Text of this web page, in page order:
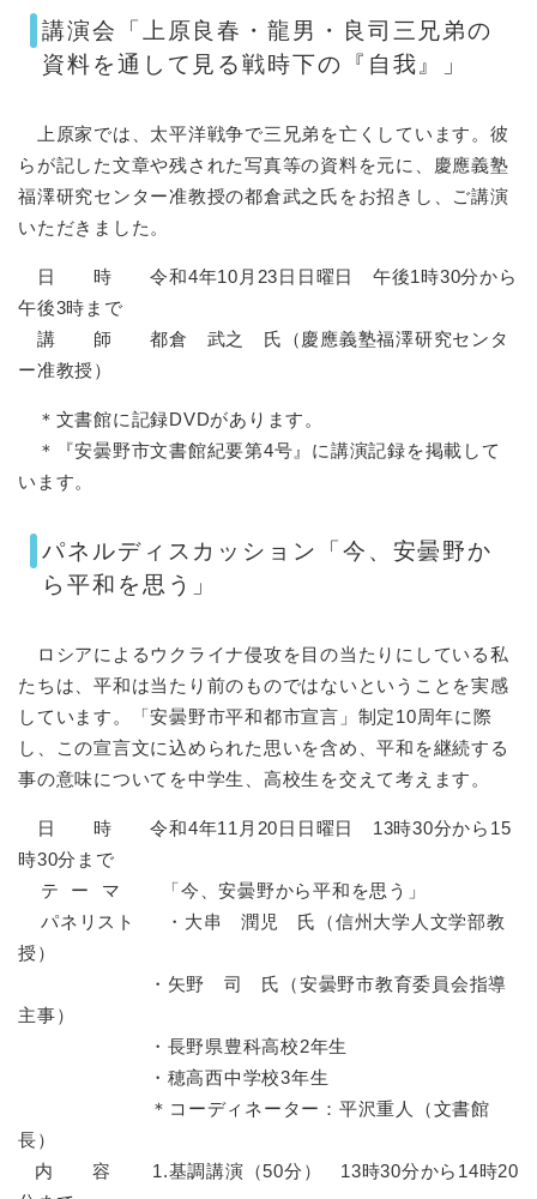
講演会「上原良春・龍男・良司三兄弟の
資料を通して見る戦時下の『自我』」
上原家では、太平洋戦争で三兄弟を亡くしています。彼
らが記した文章や残された写真等の資料を元に、慶應義塾
福澤研究センター准教授の都倉武之氏をお招きし、ご講演
いただきました。
日 時 令和4年10月23日日曜日 午後1時30分から
午後3時まで
講 師 都倉 武之 氏（慶應義塾福澤研究センタ
ー准教授）
＊文書館に記録DVDがあります。
＊『安曇野市文書館紀要第4号』に講演記録を掲載して
います。
パネルディスカッション「今、安曇野か
ら平和を思う」
ロシアによるウクライナ侵攻を目の当たりにしている私
たちは、平和は当たり前のものではないということを実感
しています。「安曇野市平和都市宣言」制定10周年に際
し、この宣言文に込められた思いを含め、平和を継続する
事の意味についてを中学生、高校生を交えて考えます。
日 時 令和4年11月20日日曜日 13時30分から15
時30分まで
テ ー マ 「今、安曇野から平和を思う」
パネリスト ・大串 潤児 氏（信州大学人文学部教
授）
・矢野 司 氏（安曇野市教育委員会指導
主事）
・長野県豊科高校2年生
・穂高西中学校3年生
＊コーディネーター：平沢重人（文書館
長）
内 容 1.基調講演（50分） 13時30分から14時20